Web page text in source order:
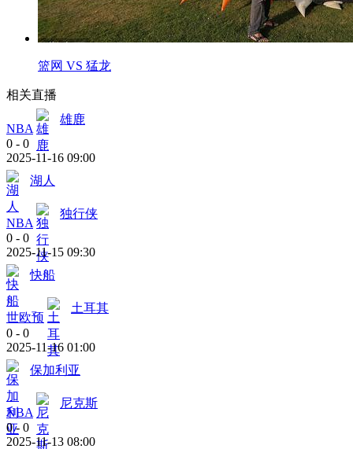
篮网 VS 猛龙
相关直播
NBA
雄鹿
0 - 0
2025-11-16 09:00
湖人
NBA
独行侠
0 - 0
2025-11-15 09:30
快船
世欧预
土耳其
0 - 0
2025-11-16 01:00
保加利亚
NBA
尼克斯
0 - 0
2025-11-13 08:00